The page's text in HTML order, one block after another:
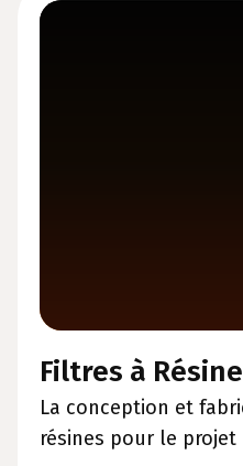
Filtres à Résine
La conception et
résines pour le projet